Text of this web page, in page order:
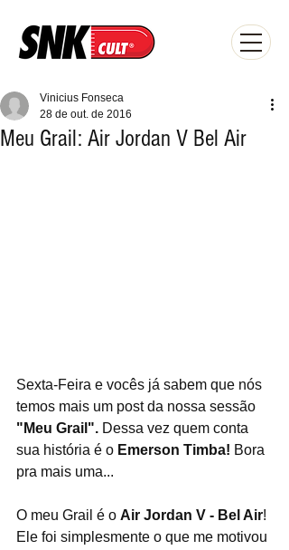
Meu Grail: Air Jordan V Bel Air
Vinicius Fonseca
28 de out. de 2016
Sexta-Feira e vocês já sabem que nós
temos mais um post da nossa sessão
"Meu Grail". Dessa vez quem conta
sua história é o Emerson Timba! Bora
pra mais uma...
O meu Grail é o Air Jordan V - Bel Air!
Ele foi simplesmente o que me motivou